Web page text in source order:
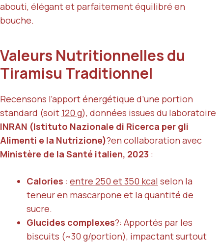
abouti, élégant et parfaitement équilibré en
bouche.
Valeurs Nutritionnelles du
Tiramisu Traditionnel
Recensons l’apport énergétique d’une portion
standard (soit 120 g), données issues du laboratoire
INRAN (Istituto Nazionale di Ricerca per gli
Alimenti e la Nutrizione)?en collaboration avec
Ministère de la Santé italien, 2023 :
Calories : entre 250 et 350 kcal selon la
teneur en mascarpone et la quantité de
sucre.
Glucides complexes?: Apportés par les
biscuits (~30 g/portion), impactant surtout